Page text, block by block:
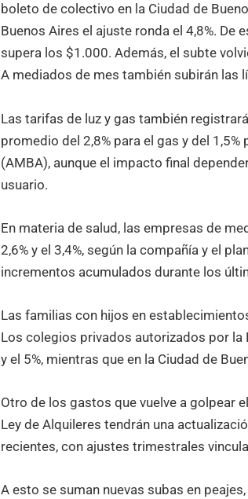
boleto de colectivo en la Ciudad de
Buenos Aires el ajuste ronda el 4,8%.
supera los $1.000. Además, el subte
A mediados de mes también subirán las
Las tarifas de luz y gas también
promedio del 2,8% para el gas y del
(AMBA), aunque el impacto final
usuario.
En materia de salud, las empresas de
2,6% y el 3,4%, según la compañía y el
incrementos acumulados durante los
Las familias con hijos en
Los colegios privados autorizados por la
y el 5%, mientras que en la Ciudad de
Otro de los gastos que vuelve a golpear
Ley de Alquileres tendrán una
recientes, con ajustes trimestrales
A esto se suman nuevas subas en